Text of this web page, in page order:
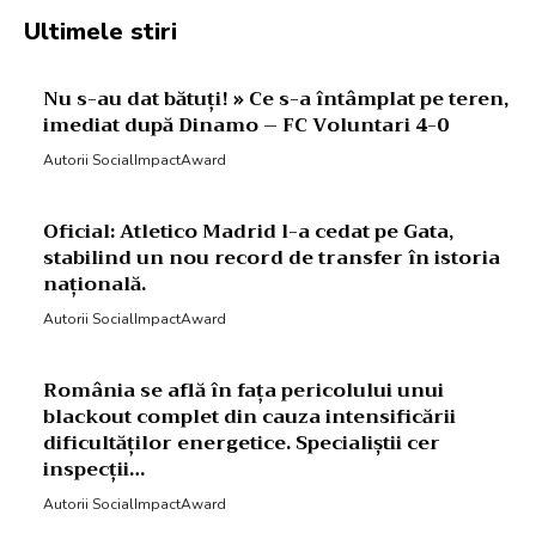
Ultimele stiri
Nu s-au dat bătuți! » Ce s-a întâmplat pe teren,
imediat după Dinamo – FC Voluntari 4-0
Autorii SocialImpactAward
Oficial: Atletico Madrid l-a cedat pe Gata,
stabilind un nou record de transfer în istoria
națională.
Autorii SocialImpactAward
România se află în fața pericolului unui
blackout complet din cauza intensificării
dificultăților energetice. Specialiștii cer
inspecții…
Autorii SocialImpactAward